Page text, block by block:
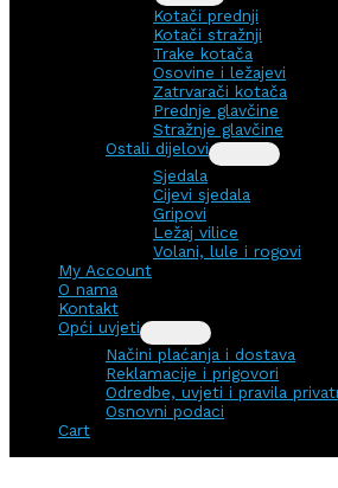
Kotači prednji
Kotači stražnji
Trake kotača
Osovine i ležajevi
Zatrvarači kotača
Prednje glavčine
Stražnje glavčine
Ostali dijelovi
Sjedala
Cijevi sjedala
Gripovi
Ležaj vilice
Volani, lule i rogovi
My Account
O nama
Kontakt
Opći uvjeti
Načini plaćanja i dostava
Reklamacije i prigovori
Odredbe, uvjeti i pravila
Osnovni podaci
Cart